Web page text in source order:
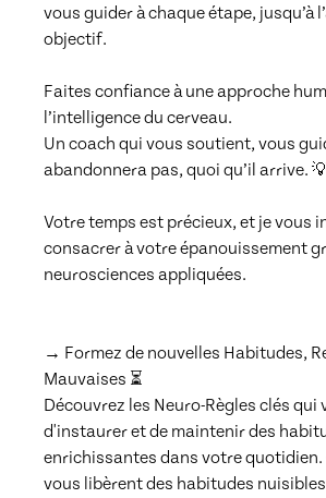
vous guider à chaque étape, jusqu’à
objectif.
Faites confiance à une approche
l’intelligence du cerveau.
Un coach qui vous soutient, vous
abandonnera pas, quoi qu’il arrive.
Votre temps est précieux, et je vous
consacrer à votre épanouissement
neurosciences appliquées.
→ Formez de nouvelles Habitudes,
Mauvaises ⏳
Découvrez les Neuro-Règles clés
d'instaurer et de maintenir des
enrichissantes dans votre
vous libèrent des habitudes